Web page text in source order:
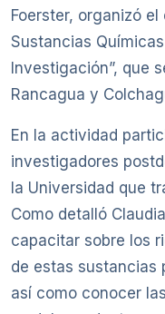
Foerster, organizó el
Sustancias
Investigación”, que
Rancagua y
En la actividad
investigadores
la Universidad que
Como detalló
capacitar sobre los
de estas sustancias
así como conocer